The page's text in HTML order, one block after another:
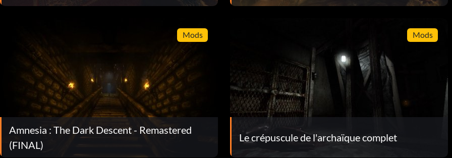
Mods
Amnesia : The Dark Descent - Remastered
(FINAL)
Mods
Le crépuscule de l'archaïque complet